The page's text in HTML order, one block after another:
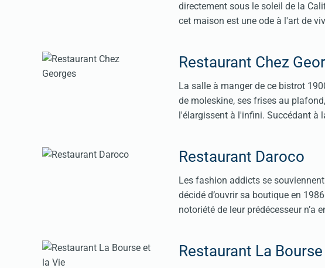
directement sous le soleil de la
cet maison est une ode à l'art de
Restaurant Chez
La salle à manger de ce bistrot
de moleskine, ses frises au
l'élargissent à l'infini. Succédant à
Restaurant Daroco
Les fashion addicts se
décidé d’ouvrir sa boutique en
notoriété de leur prédécesseur n’a
Restaurant La